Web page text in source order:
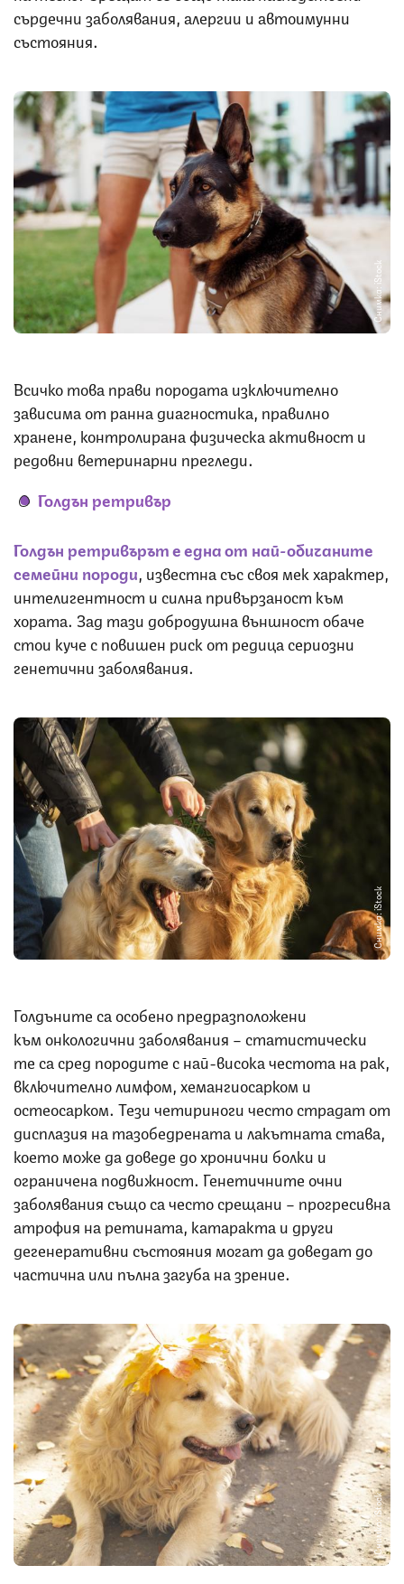
сърдечни заболявания, алергии и автоимунни
състояния.
Снимка: iStock
Всичко това прави породата изключително
зависима от ранна диагностика, правилно
хранене, контролирана физическа активност и
редовни ветеринарни прегледи.
Голдън ретривър
Голдън ретривърът е една от най-обичаните
семейни породи, известна със своя мек характер,
интелигентност и силна привързаност към
хората. Зад тази добродушна външност обаче
стои куче с повишен риск от редица сериозни
генетични заболявания.
Снимка: iStock
Голдъните са особено предразположени
към онкологични заболявания – статистически
те са сред породите с най-висока честота на рак,
включително лимфом, хемангиосарком и
остеосарком. Тези четириноги често страдат от
дисплазия на тазобедрената и лакътната става,
което може да доведе до хронични болки и
ограничена подвижност. Генетичните очни
заболявания също са често срещани – прогресивна
атрофия на ретината, катаракта и други
дегенеративни състояния могат да доведат до
частична или пълна загуба на зрение.
Снимка: iStock